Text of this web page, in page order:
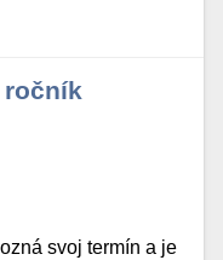
ročník
svoj termín a je